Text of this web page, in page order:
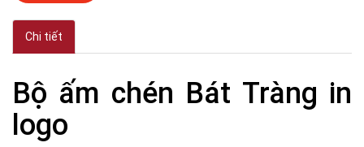
Chi tiết
Bộ ấm chén Bát Tràng in
logo